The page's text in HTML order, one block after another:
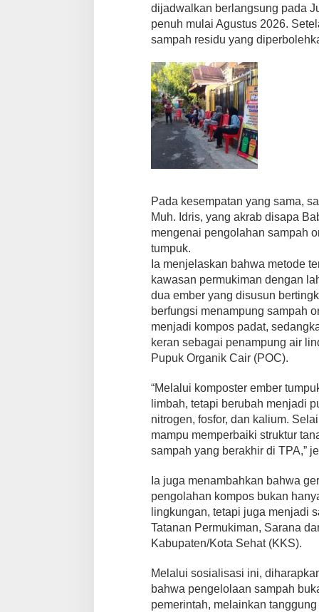
dijadwalkan berlangsung pada
penuh mulai Agustus 2026.
sampah residu yang
Pada kesempatan yang sama,
Muh. Idris, yang akrab disapa
mengenai pengolahan sampah
tumpuk.
Ia menjelaskan bahwa metode
kawasan permukiman dengan
dua ember yang disusun
berfungsi menampung sampah
menjadi kompos padat,
keran sebagai penampung air
Pupuk Organik Cair (POC).
“Melalui komposter ember
limbah, tetapi berubah menjadi
nitrogen, fosfor, dan kalium.
mampu memperbaiki struktur
sampah yang berakhir di TPA,”
Ia juga menambahkan bahwa
pengolahan kompos bukan
lingkungan, tetapi juga menjadi
Tatanan Permukiman, Sarana
Kabupaten/Kota Sehat (KKS).
Melalui sosialisasi ini,
bahwa pengelolaan sampah
pemerintah, melainkan